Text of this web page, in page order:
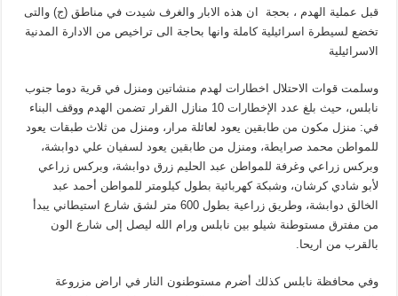
قبل عملية الهدم ، بحجة ان هذه الابار والغرف شيدت في مناطق (ج) والتى
تخضع لسيطرة اسرائيلية كاملة وانها بحاجة الى تراخيص من الادارة المدنية
الاسرائيلية
وسلمت قوات الاحتلال اخطارات لهدم منشاتين ومنزل في قرية دوما جنوب
نابلس، حيث بلغ عدد الإخطارات 10 منازل القرار تضمن الهدم ووقف البناء
في: منزل مكون من طابقين يعود لعائلة مرار، ومنزل من ثلاث طبقات يعود
للمواطن محمد صرايطة، ومنزل من طابقين يعود لسفيان علي دوابشة،
وبركس زراعي وغرفة للمواطن عبد الحليم زرق دوابشة، وبركس زراعي
لأبو شادي كرشان، وشبكة كهربائية بطول كيلومتر للمواطن أحمد عبد
الخالق دوابشة، وطريق زراعية بطول 600 متر لشق شارع استيطاني يبدأ
من مفترق مستوطنة شيلو بين نابلس ورام الله ليصل إلى شارع الون
بالقرب من اريحا.
وفي محافظة نابلس كذلك أضرم مستوطنون النار في اراض مزروعة